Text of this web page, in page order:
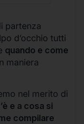
partenza
d’occhio tutti
quando e come
maniera
nel merito di
e a cosa si
compilare